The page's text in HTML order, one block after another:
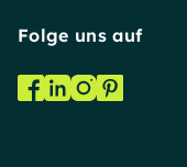
Folge uns auf